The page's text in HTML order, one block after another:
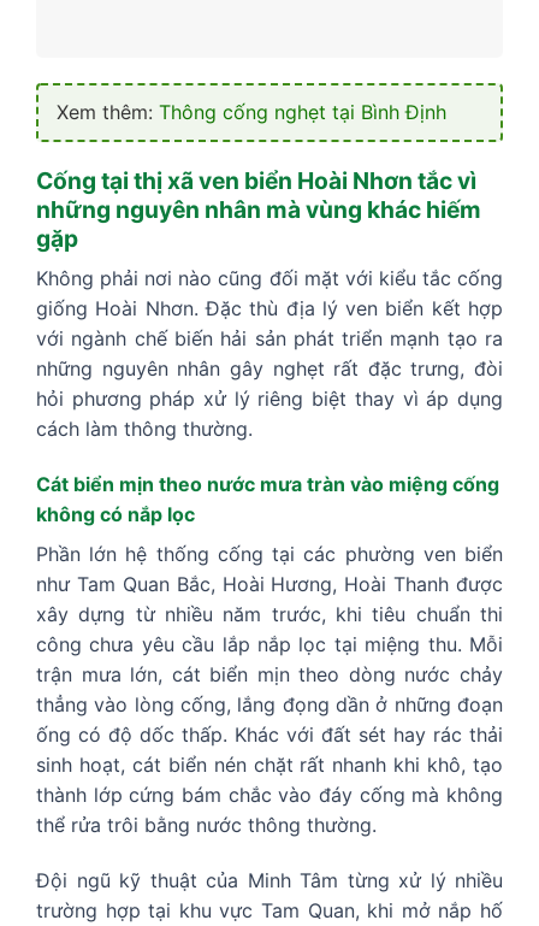
Xem thêm: Thông cống nghẹt tại Bình Định
Cống tại thị xã ven biển Hoài Nhơn tắc vì
những nguyên nhân mà vùng khác hiếm
gặp
Không phải nơi nào cũng đối mặt với kiểu tắc cống
giống Hoài Nhơn. Đặc thù địa lý ven biển kết hợp
với ngành chế biến hải sản phát triển mạnh tạo ra
những nguyên nhân gây nghẹt rất đặc trưng, đòi
hỏi phương pháp xử lý riêng biệt thay vì áp dụng
cách làm thông thường.
Cát biển mịn theo nước mưa tràn vào miệng cống
không có nắp lọc
Phần lớn hệ thống cống tại các phường ven biển
như Tam Quan Bắc, Hoài Hương, Hoài Thanh được
xây dựng từ nhiều năm trước, khi tiêu chuẩn thi
công chưa yêu cầu lắp nắp lọc tại miệng thu. Mỗi
trận mưa lớn, cát biển mịn theo dòng nước chảy
thẳng vào lòng cống, lắng đọng dần ở những đoạn
ống có độ dốc thấp. Khác với đất sét hay rác thải
sinh hoạt, cát biển nén chặt rất nhanh khi khô, tạo
thành lớp cứng bám chắc vào đáy cống mà không
thể rửa trôi bằng nước thông thường.
Đội ngũ kỹ thuật của Minh Tâm từng xử lý nhiều
trường hợp tại khu vực Tam Quan, khi mở nắp hố